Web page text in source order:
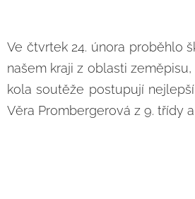
Ve čtvrtek 24. února proběhlo
našem kraji z oblasti
kola soutěže postupují
Věra Prombergerová z 9. třídy